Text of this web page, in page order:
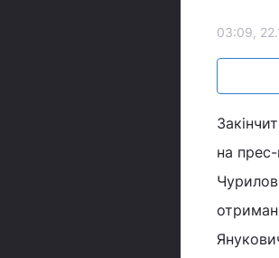
03:09,
на